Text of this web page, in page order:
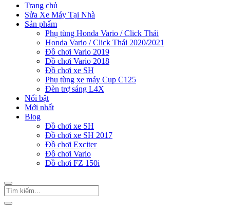
Trang chủ
Sửa Xe Máy Tại Nhà
Sản phẩm
Phụ tùng Honda Vario / Click Thái
Honda Vario / Click Thái 2020/2021
Đồ chơi Vario 2019
Đồ chơi Vario 2018
Đồ chơi xe SH
Phụ tùng xe máy Cup C125
Đèn trợ sáng L4X
Nổi bật
Mới nhất
Blog
Đồ chơi xe SH
Đồ chơi xe SH 2017
Đồ chơi Exciter
Đồ chơi Vario
Đồ chơi FZ 150i